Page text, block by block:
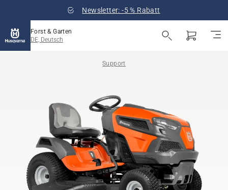
Newsletter: -5 % Rabatt
Forst & Garten
DE, Deutsch
Support